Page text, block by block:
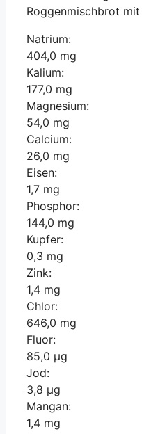
Roggenmischbrot
Natrium:
404,0 mg
Kalium:
177,0 mg
Magnesium:
54,0 mg
Calcium:
26,0 mg
Eisen:
1,7 mg
Phosphor:
144,0 mg
Kupfer:
0,3 mg
Zink:
1,4 mg
Chlor:
646,0 mg
Fluor:
85,0 µg
Jod:
3,8 µg
Mangan:
1,4 mg